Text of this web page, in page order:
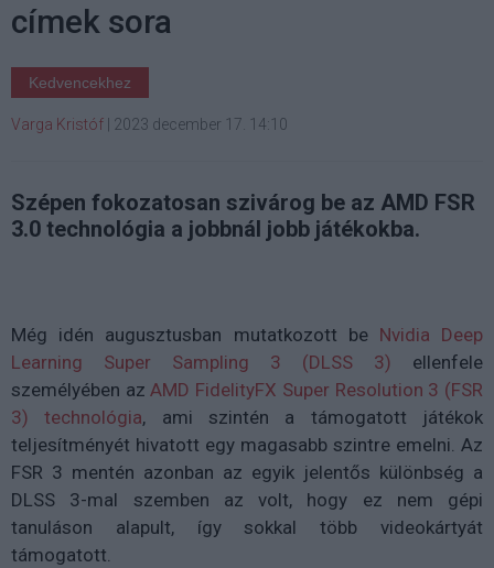
címek sora
Kedvencekhez
Varga Kristóf 2023 december 17. 14:10
Szépen fokozatosan szivárog be az AMD FSR
3.0 technológia a jobbnál jobb játékokba.
Még idén augusztusban mutatkozott be Nvidia Deep
Learning Super Sampling 3 (DLSS 3) ellenfele
személyében azAMD FidelityFX Super Resolution 3 (FSR
3) technológia, ami szintén a támogatott játékok
teljesítményét hivatott egy magasabb szintre emelni. Az
FSR 3 mentén azonban az egyik jelentős különbség a
DLSS 3-mal szemben az volt, hogy ez nem gépi
tanuláson alapult, így sokkal több videokártyát
támogatott.